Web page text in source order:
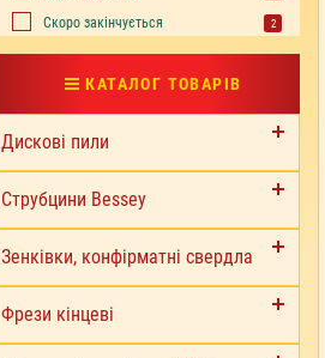
Cкоро закінчується 2
КАТАЛОГ ТОВАРІВ
Дискові пили
Струбцини Bessey
Зенківки, конфірматні свердла
Фрези кінцеві